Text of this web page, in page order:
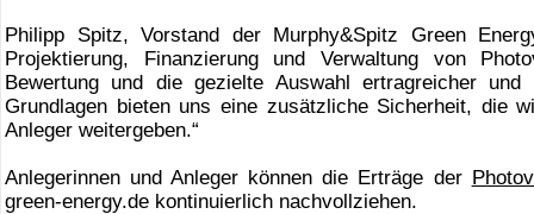
Philipp Spitz, Vorstand der Murphy&Spitz Green
Projektierung, Finanzierung und Verwaltung von
Bewertung und die gezielte Auswahl ertragreicher
Grundlagen bieten uns eine zusätzliche Sicherheit, die
Anleger weitergeben.“
Anlegerinnen und Anleger können die Erträge der
green-energy.de kontinuierlich nachvollziehen.